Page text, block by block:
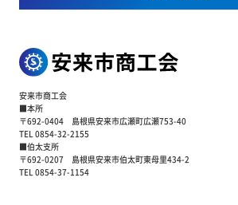
安来市商工会
■本所
〒692-0404 島根県安来市広瀬町広瀬753-40
TEL 0854-32-2155
■伯太支所
〒692-0207 島根県安来市伯太町東母里434-2
TEL 0854-37-1154